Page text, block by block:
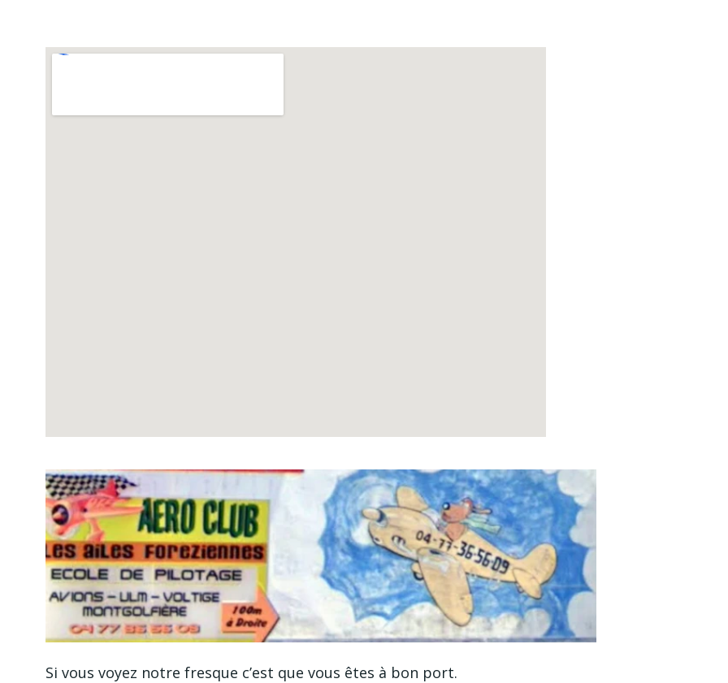
Si vous voyez notre fresque c’est que vous êtes à bon port.